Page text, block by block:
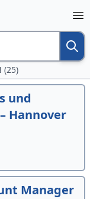
(25)
und
Hannover
Manager